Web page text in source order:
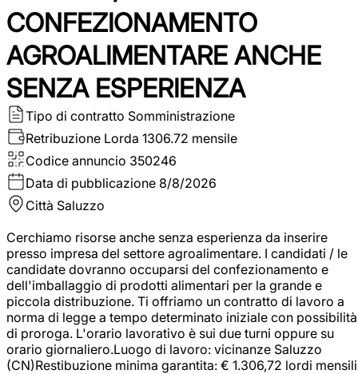
CONFEZIONAMENTO
AGROALIMENTARE ANCHE
SENZA ESPERIENZA
Tipo di contratto Somministrazione
Retribuzione Lorda 1306.72 mensile
Codice annuncio 350246
Data di pubblicazione 8/8/2026
Città Saluzzo
Cerchiamo risorse anche senza esperienza da inserire
presso impresa del settore agroalimentare. I candidati / le
candidate dovranno occuparsi del confezionamento e
dell'imballaggio di prodotti alimentari per la grande e
piccola distribuzione. Ti offriamo un contratto di lavoro a
norma di legge a tempo determinato iniziale con possibilità
di proroga. L'orario lavorativo è sui due turni oppure su
orario giornaliero.Luogo di lavoro: vicinanze Saluzzo
(CN)Restibuzione minima garantita: € 1.306,72 lordi mensili